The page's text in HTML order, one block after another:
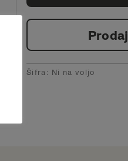
Šifra: Ni na voljo